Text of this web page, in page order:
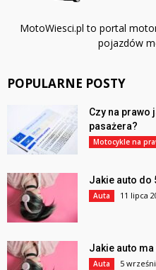
MotoWiesci.pl to portal
pojazdów
POPULARNE POSTY
Czy na prawo
pasażera?
Motocykle na
Jakie auto do
Auta 11 lipca
Jakie auto
Auta 5